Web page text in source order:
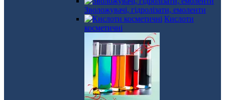
Зволожувачі, гідролізати, емоленти
Кислоти
косметичні